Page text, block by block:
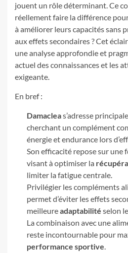
jouent un rôle déterminant. Ce
réellement faire la différence
à améliorer leurs capacités sans
aux effets secondaires ? Cet
une analyse approfondie et
actuel des connaissances et les
exigeante.
En bref :
Damacleas’adresse
cherchant un complément
énergie et endurance lors
Son efficacité repose sur une
visant à optimiser la
limiter la fatigue centrale.
Privilégier les compléments
permet d’éviter les effets
meilleureadaptabilité selon
La combinaison avec une
reste incontournable pour
performance sportive.